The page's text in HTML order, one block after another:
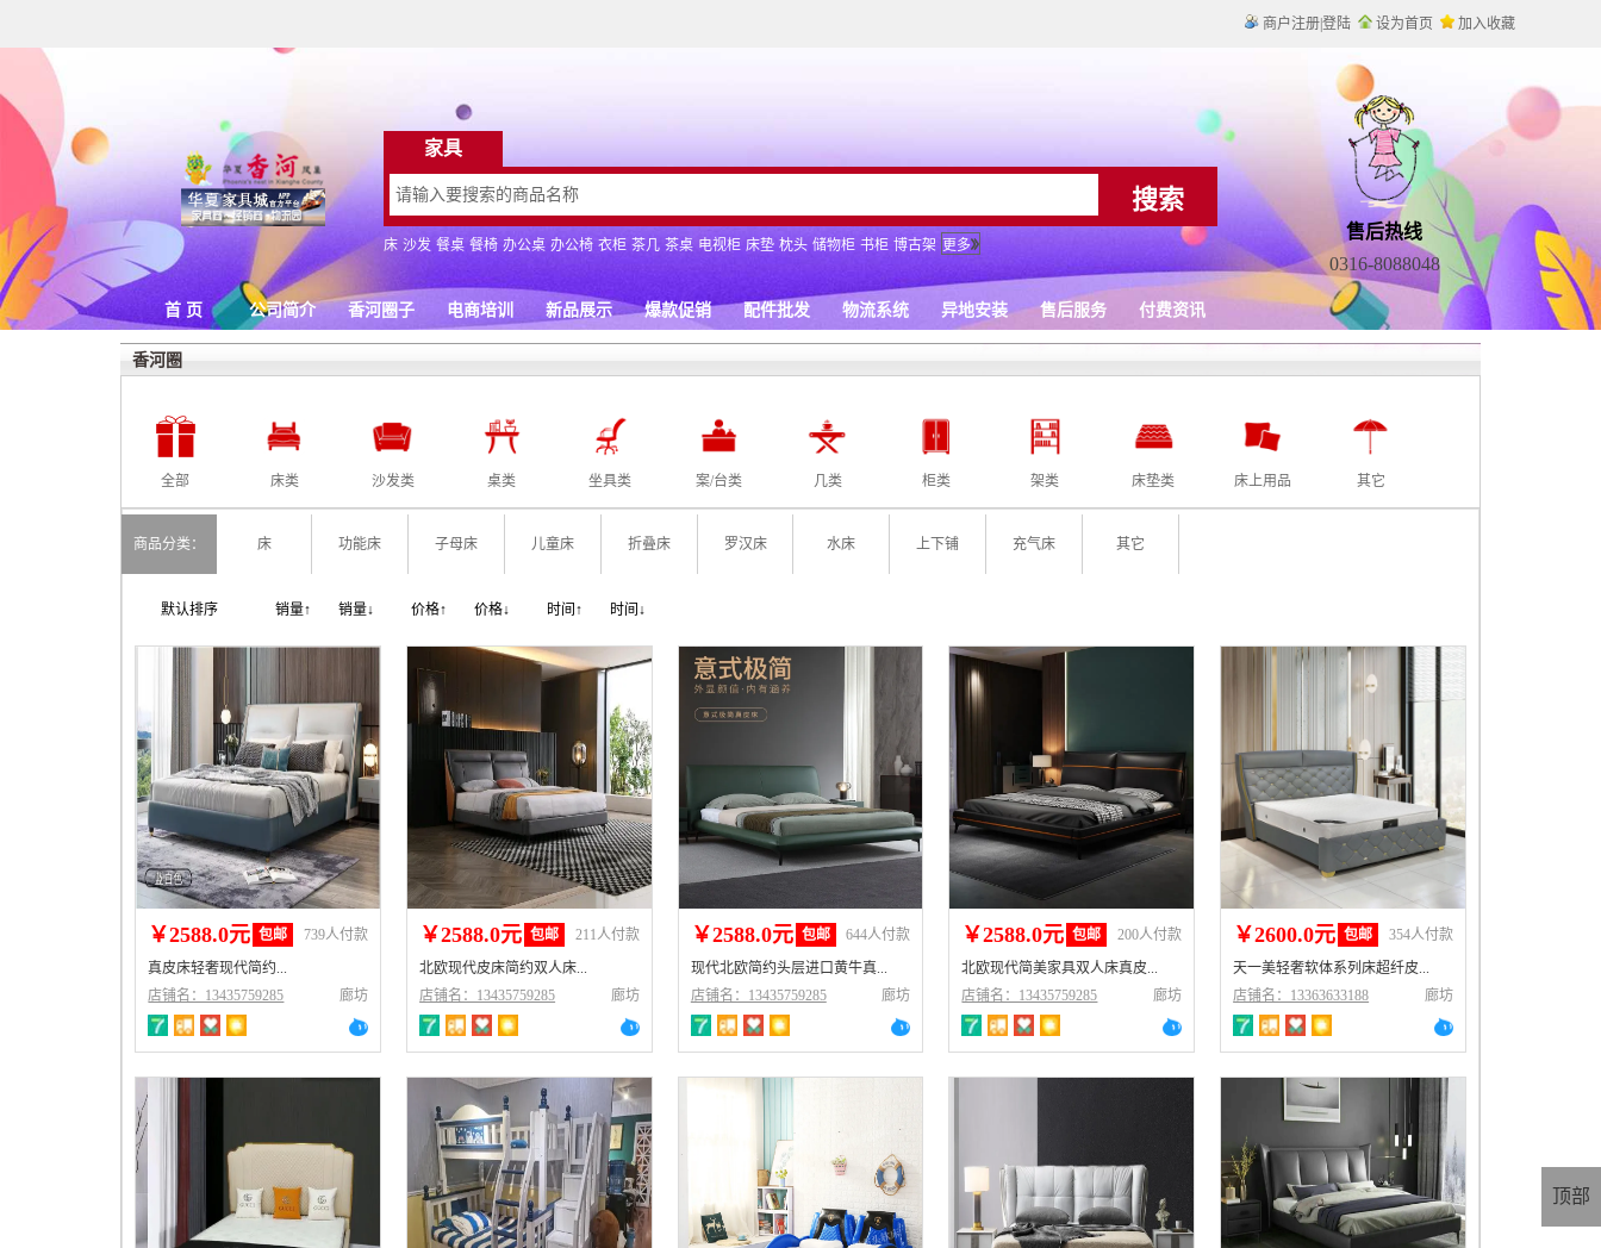
香河圈
全部 床类 沙发类 桌类 坐具类 案/台类 几类 柜类 架类 床垫类 床上用品 其它
商品分类： 床 功能床 子母床 儿童床 折叠床 罗汉床 水床 上下铺 充气床 其它
默认排序 销量↑ 销量↓ 价格↑ 价格↓ 时间↑ 时间↓
￥2588.0元 包邮
739人付款
真皮床轻奢现代简约...
店铺名：13435759285
廊坊
￥2588.0元 包邮
211人付款
北欧现代皮床简约双人床...
店铺名：13435759285
廊坊
￥2588.0元 包邮
644人付款
现代北欧简约头层进口黄牛真...
店铺名：13435759285
廊坊
￥2588.0元 包邮
200人付款
北欧现代简美家具双人床真皮...
店铺名：13435759285
廊坊
￥2600.0元 包邮
354人付款
天一美轻奢软体系列床超纤皮...
店铺名：13363633188
廊坊
顶部